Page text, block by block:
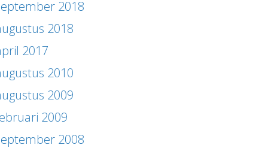
2018
2018
2017
2010
2009
2009
2008